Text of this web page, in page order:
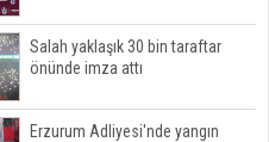
Salah yaklaşık 30 bin taraftar
önünde imza attı
Erzurum Adliyesi'nde yangın